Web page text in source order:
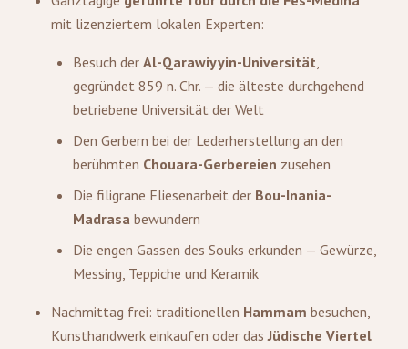
mit lizenziertem lokalen Experten:
Besuch der Al-Qarawiyyin-Universität,
gegründet 859 n. Chr. — die älteste durchgehend
betriebene Universität der Welt
Den Gerbern bei der Lederherstellung an den
berühmten Chouara-Gerbereien zusehen
Die filigrane Fliesenarbeit der Bou-Inania-
Madrasa bewundern
Die engen Gassen des Souks erkunden — Gewürze,
Messing, Teppiche und Keramik
Nachmittag frei: traditionellen Hammam besuchen,
Kunsthandwerk einkaufen oder dasJüdische Viertel